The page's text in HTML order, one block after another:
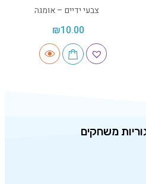
צבעי ידיים – אומגה
₪10.00
משחקים